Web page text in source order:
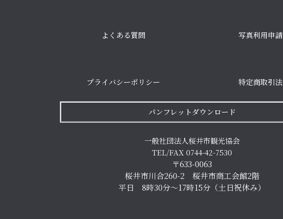
よくある質問 写真利用申請
プライバシーポリシー 特定商取引法
パンフレットダウンロード
一般社団法人桜井市観光協会
TEL/FAX 0744-42-7530
〒633-0063
桜井市川合260-2 桜井市商工会館2階
平日 8時30分～17時15分（土日祝休み）